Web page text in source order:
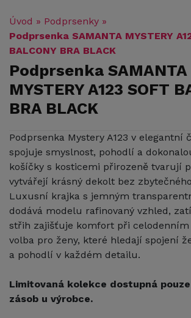
Úvod » Podprsenky »
Podprsenka SAMANTA MYSTERY
BALCONY BRA BLACK
Podprsenka SAMANTA
MYSTERY A123 SOFT
BRA BLACK
Podprsenka Mystery A123 v elegantní
spojuje smyslnost, pohodlí a
košíčky s kosticemi přirozeně tvarují
vytvářejí krásný dekolt bez
Luxusní krajka s jemným
dodává modelu rafinovaný vzhled,
střih zajišťuje komfort při celodenním
volba pro ženy, které hledají spojení
a pohodlí v každém detailu.
Limitovaná kolekce dostupná
zásob u výrobce.